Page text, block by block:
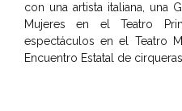
con una artista italiana, una
Mujeres en el Teatro
espectáculos en el Teatro
Encuentro Estatal de cirqueras.